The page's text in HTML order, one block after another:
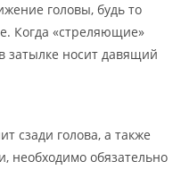
головы, будь то
Когда «стреляющие»
затылке носит давящий
сзади голова, а также
необходимо обязательно